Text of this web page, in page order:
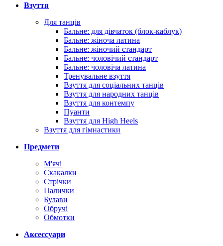
Взуття
Для танців
Бальне: для дівчаток (блок-каблук)
Бальне: жіноча латина
Бальне: жіночий стандарт
Бальне: чоловічий стандарт
Бальне: чоловіча латина
Тренувальне взуття
Взуття для соціальних танців
Взуття для народних танців
Взуття для контемпу
Пуанти
Взуття для High Heels
Взуття для гімнастики
Предмети
М'ячі
Скакалки
Стрічки
Палички
Булави
Обручі
Обмотки
Аксессуари